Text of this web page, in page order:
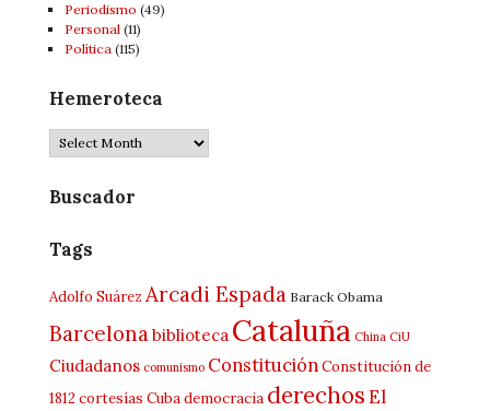
Periodismo (49)
Personal(11)
Política(115)
Hemeroteca
Hemeroteca
Buscador
Tags
Adolfo Suárez Arcadi Espada Barack Obama
Barcelonabiblioteca Cataluña China CiU
Ciudadanos comunismo ConstituciónConstitución de
1812 cortesías Cubademocracia derechosEl